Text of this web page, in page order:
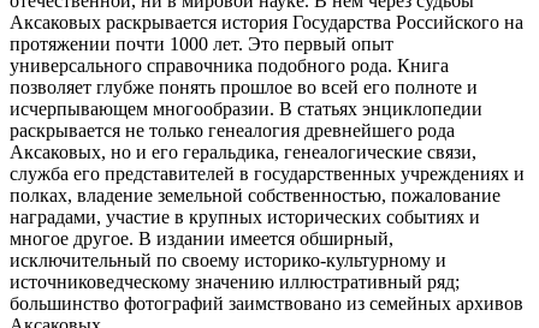
Аксаковых раскрывается история Государства Российского на
протяжении почти 1000 лет. Это первый опыт
универсального справочника подобного рода. Книга
позволяет глубже понять прошлое во всей его полноте и
исчерпывающем многообразии. В статьях энциклопедии
раскрывается не только генеалогия древнейшего рода
Аксаковых, но и его геральдика, генеалогические связи,
служба его представителей в государственных учреждениях и
полках, владение земельной собственностью, пожалование
наградами, участие в крупных исторических событиях и
многое другое. В издании имеется обширный,
исключительный по своему историко-культурному и
источниковедческому значению иллюстративный ряд;
большинство фотографий заимствовано из семейных архивов